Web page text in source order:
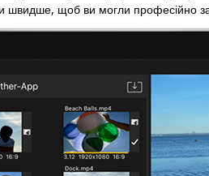
швидше, щоб ви могли професійно